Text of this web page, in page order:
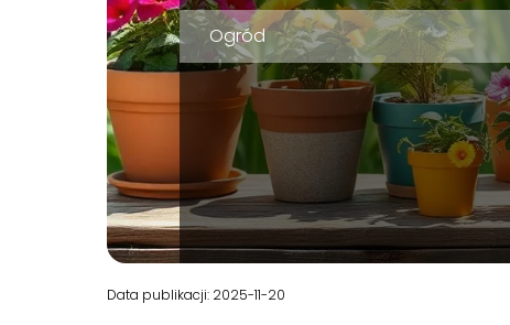
Ogród
Data publikacji: 2025-11-20